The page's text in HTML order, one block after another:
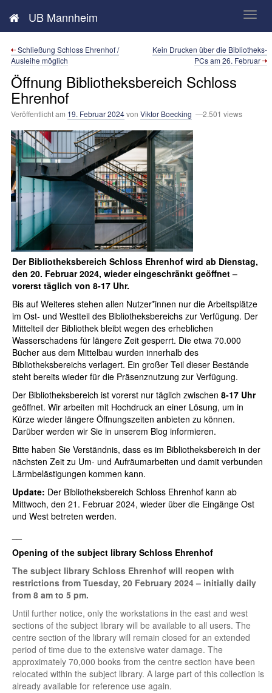
UB Mannheim
Neues aus der UB Mannheim
Schließung Schloss Ehrenhof /
Ausleihe möglich
Kein Drucken über die Bibliotheks-
PCs am 26. Februar
Öffnung Bibliotheksbereich Schloss
Ehrenhof
Veröffentlicht am 19. Februar 2024von Viktor Boecking —2.501 views
Der Bibliotheksbereich Schloss Ehrenhof wird ab Dienstag,
den 20. Februar 2024, wieder eingeschränkt geöffnet –
vorerst täglich von 8-17 Uhr.
Bis auf Weiteres stehen allen Nutzer*innen nur die Arbeitsplätze
im Ost- und Westteil des Bibliotheksbereichs zur Verfügung. Der
Mittelteil der Bibliothek bleibt wegen des erheblichen
Wasserschadens für längere Zeit gesperrt. Die etwa 70.000
Bücher aus dem Mittelbau wurden innerhalb des
Bibliotheksbereichs verlagert. Ein großer Teil dieser Bestände
steht bereits wieder für die Präsenznutzung zur Verfügung.
Der Bibliotheksbereich ist vorerst nur täglich zwischen 8-17 Uhr
geöffnet. Wir arbeiten mit Hochdruck an einer Lösung, um in
Kürze wieder längere Öffnungszeiten anbieten zu können.
Darüber werden wir Sie in unserem Blog informieren.
Bitte haben Sie Verständnis, dass es im Bibliotheksbereich in der
nächsten Zeit zu Um- und Aufräumarbeiten und damit verbunden
Lärmbelästigungen kommen kann.
Update: Der Bibliotheksbereich Schloss Ehrenhof kann ab
Mittwoch, den 21. Februar 2024, wieder über die Eingänge Ost
und West betreten werden.
Opening of the subject library Schloss Ehrenhof
The subject library Schloss Ehrenhof will reopen with
restrictions from Tuesday, 20 February 2024 – initially daily
from 8 am to 5 pm.
Until further notice, only the workstations in the east and west
sections of the subject library will be available to all users. The
centre section of the library will remain closed for an extended
period of time due to the extensive water damage. The
approximately 70,000 books from the centre section have been
relocated within the subject library. A large part of this collection is
already available for reference use again.